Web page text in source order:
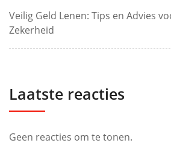
Veilig Geld Lenen: Tips en Advies
Zekerheid
Laatste reacties
Geen reacties om te tonen.